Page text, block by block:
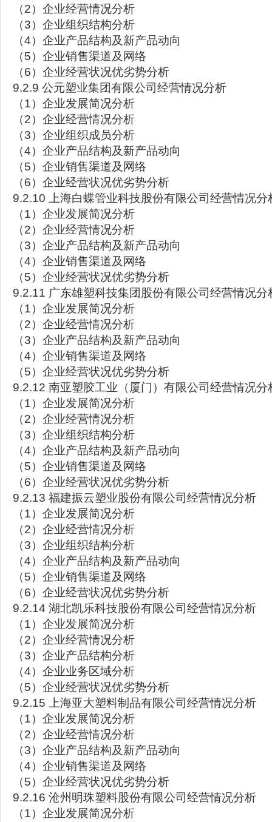
（2）企业经营情况分析
（3）企业组织结构分析
（4）企业产品结构及新产品动向
（5）企业销售渠道及网络
（6）企业经营状况优劣势分析
9.2.9 公元塑业集团有限公司经营情况分析
（1）企业发展简况分析
（2）企业经营情况分析
（3）企业组织成员分析
（4）企业产品结构及新产品动向
（5）企业销售渠道及网络
（6）企业经营状况优劣势分析
9.2.10 上海白蝶管业科技股份有限公司经营情况分
（1）企业发展简况分析
（2）企业经营情况分析
（3）企业产品结构及新产品动向
（4）企业销售渠道及网络
（5）企业经营状况优劣势分析
9.2.11 广东雄塑科技集团股份有限公司经营情况分
（1）企业发展简况分析
（2）企业经营情况分析
（3）企业产品结构及新产品动向
（4）企业销售渠道及网络
（5）企业经营状况优劣势分析
9.2.12 南亚塑胶工业（厦门）有限公司经营情况分
（1）企业发展简况分析
（2）企业经营情况分析
（3）企业组织结构分析
（4）企业产品结构及新产品动向
（5）企业销售渠道及网络
（6）企业经营状况优劣势分析
9.2.13 福建振云塑业股份有限公司经营情况分析
（1）企业发展简况分析
（2）企业经营情况分析
（3）企业组织结构分析
（4）企业产品结构及新产品动向
（5）企业销售渠道及网络
（6）企业经营状况优劣势分析
9.2.14 湖北凯乐科技股份有限公司经营情况分析
（1）企业发展简况分析
（2）企业经营情况分析
（3）企业产品结构分析
（4）企业业务区域分析
（5）企业经营状况优劣势分析
9.2.15 上海亚大塑料制品有限公司经营情况分析
（1）企业发展简况分析
（2）企业经营情况分析
（3）企业产品结构及新产品动向
（4）企业销售渠道及网络
（5）企业经营状况优劣势分析
9.2.16 沧州明珠塑料股份有限公司经营情况分析
（1）企业发展简况分析